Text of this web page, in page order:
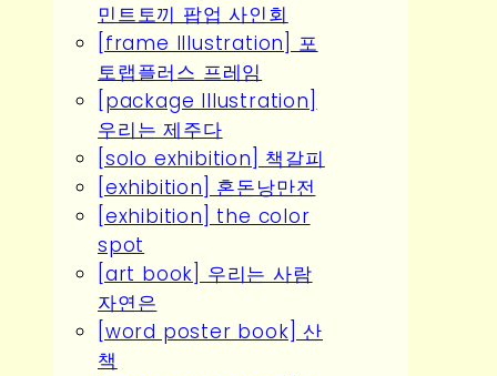
민트토끼 팝업 사인회
[frame Illustration] 포
토랩플러스 프레임
[package Illustration]
우리는 제주다
[solo exhibition] 책갈피
[exhibition] 혼돈낭만전
[exhibition] the color
spot
[art book] 우리는 사람
자연은
[word poster book] 산
책